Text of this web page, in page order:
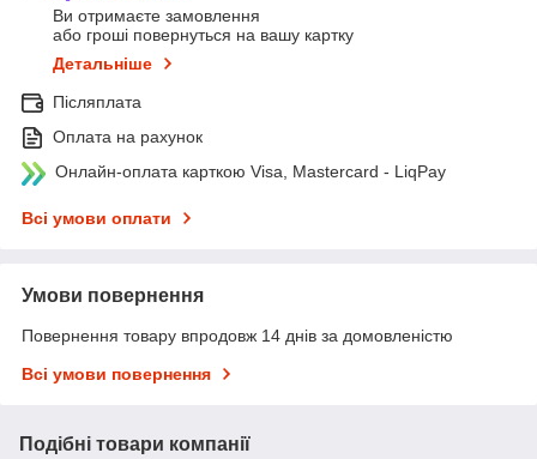
Ви отримаєте замовлення
або гроші повернуться на вашу картку
Детальніше
Післяплата
Оплата на рахунок
Онлайн-оплата карткою Visa, Mastercard - LiqPay
Всі умови оплати
Умови повернення
Повернення товару впродовж 14 днів за домовленістю
Всі умови повернення
Подібні товари компанії